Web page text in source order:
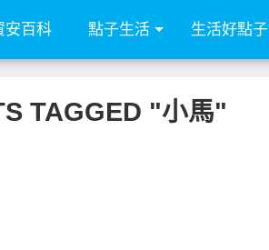
安百科 點子生活 生活好點子
TAGGED "小馬"